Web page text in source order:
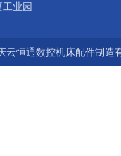
业园
云恒通数控机床配件制